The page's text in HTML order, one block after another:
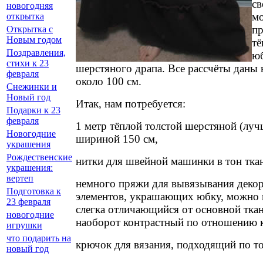
шерстяного драпа. Все рассчёты
около 100 см.
Итак, нам потребуется:
1 метр тёплой толстой шерстяной
шириной 150 см,
нитки для швейной машинки в тон
немного пряжи для вывязывания
элементов, украшающих юбку, можно
слегка отличающийся от основной
наоборот контрастный по отношению
крючок для вязания, подходящий по
новогодняя
открытка
Открытка с
Новым годом
Поздравления,
стихи к 23
февраля
Снежинки и
Новый год
Подарки к 23
февраля
Новогодние
украшения
Рождественские
украшения:
вертеп
Подготовка к
23 февраля
новогодние
игрушки
что подарить на
новый год